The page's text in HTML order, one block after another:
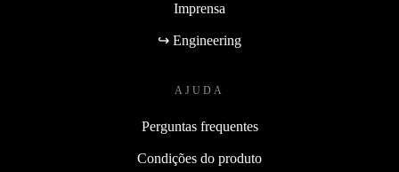
Imprensa
↪ Engineering
AJUDA
Perguntas frequentes
Condições do produto